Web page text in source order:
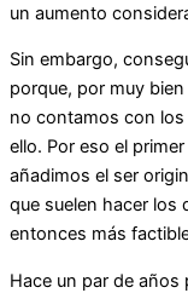
un aumento
Sin embargo,
porque, por muy
no contamos con
ello. Por eso el
añadimos el ser
que suelen hacer los
entonces más
Hace un par de años